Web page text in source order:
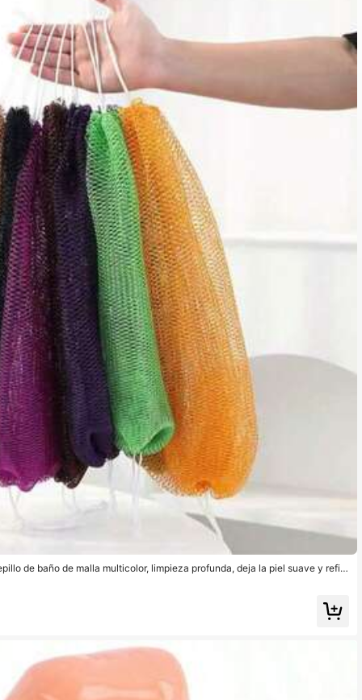
de baño de malla multicolor, limpieza profunda, deja la piel suave y refin